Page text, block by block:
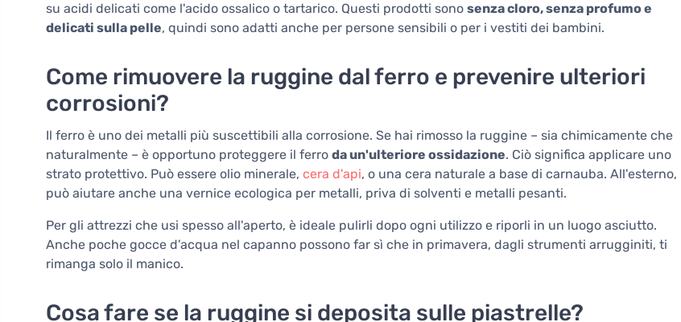
su acidi delicati come l'acido ossalico o tartarico. Questi prodotti sono senza cloro, senza profumo e
delicati sulla pelle, quindi sono adatti anche per persone sensibili o per i vestiti dei bambini.
Come rimuovere la ruggine dal ferro e prevenire ulteriori
corrosioni?
Il ferro è uno dei metalli più suscettibili alla corrosione. Se hai rimosso la ruggine – sia chimicamente che
naturalmente – è opportuno proteggere il ferro da un'ulteriore ossidazione. Ciò significa applicare uno
strato protettivo. Può essere olio minerale, cera d'api, o una cera naturale a base di carnauba. All'esterno,
può aiutare anche una vernice ecologica per metalli, priva di solventi e metalli pesanti.
Per gli attrezzi che usi spesso all'aperto, è ideale pulirli dopo ogni utilizzo e riporli in un luogo asciutto.
Anche poche gocce d'acqua nel capanno possono far sì che in primavera, dagli strumenti arrugginiti, ti
rimanga solo il manico.
Cosa fare se la ruggine si deposita sulle piastrelle?